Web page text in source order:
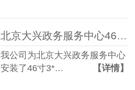
北京大兴政务服务中心46寸3.5mm 3*4液晶拼接屏
我公司为北京大兴政务服务中心
安装了46寸3*…
【详情】